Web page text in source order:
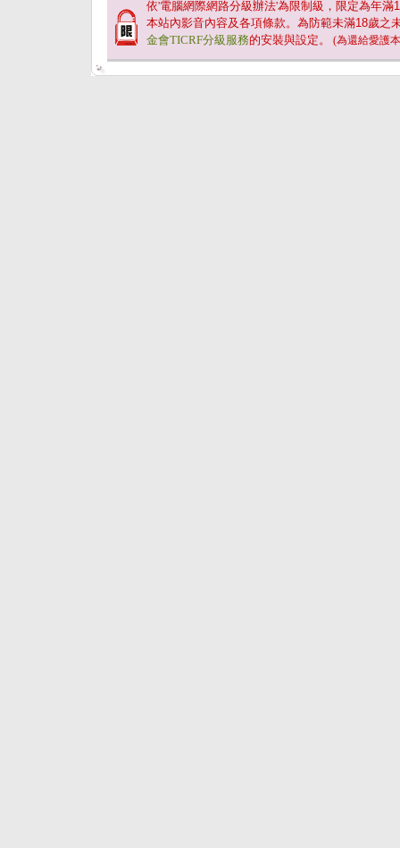
依'電腦網際網路分級辦法'為限制級，限定為年滿
本站內影音內容及各項條款。為防範未滿18歲之
金會TICRF分級服務的安裝與設定。 (為還給愛護